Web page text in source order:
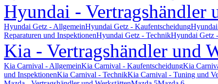
Hyundai - Vertragshändler
Hyundai Getz - AllgemeinHyundai Getz - Kaufentscheidung
Reparaturen und InspektionenHyundai Getz - TechnikHyundai Getz
Kia - Vertragshändler und
Kia Carnival - AllgemeinKia Carnival - KaufentscheidungKia
und InspektionenKia Carnival - TechnikKia Carnival - Tuning und